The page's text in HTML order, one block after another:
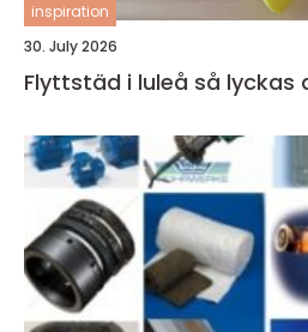
inspiration
30. July 2026
Flyttstäd i luleå